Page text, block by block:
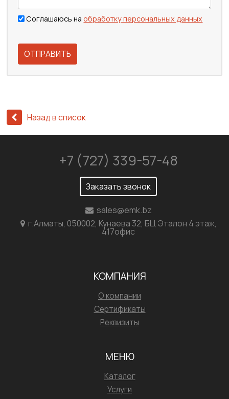
Соглашаюсь наобработку персональных данных
ОТПРАВИТЬ
Назад в список
+7 (727) 339-57-48
Заказать звонок
sales@emk.bz
г.Алматы, 050002, Кунаева 32, БЦ Эталон 4 этаж,
417офис
КОМПАНИЯ
О компании
Сертификаты
Реквизиты
МЕНЮ
Каталог
Услуги